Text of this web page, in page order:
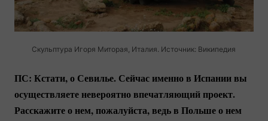
Скульптура Игоря Миторая, Италия. Источник: Википедия
ПС: Кстати, о Севилье. Сейчас именно в Испании вы
осуществляете невероятно впечатляющий проект.
Расскажите о нем, пожалуйста, ведь в Польше о нем